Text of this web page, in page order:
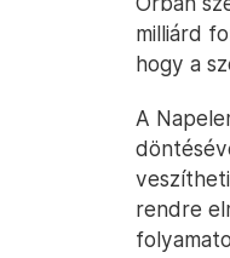
milliárd
hogy a
A
rendre